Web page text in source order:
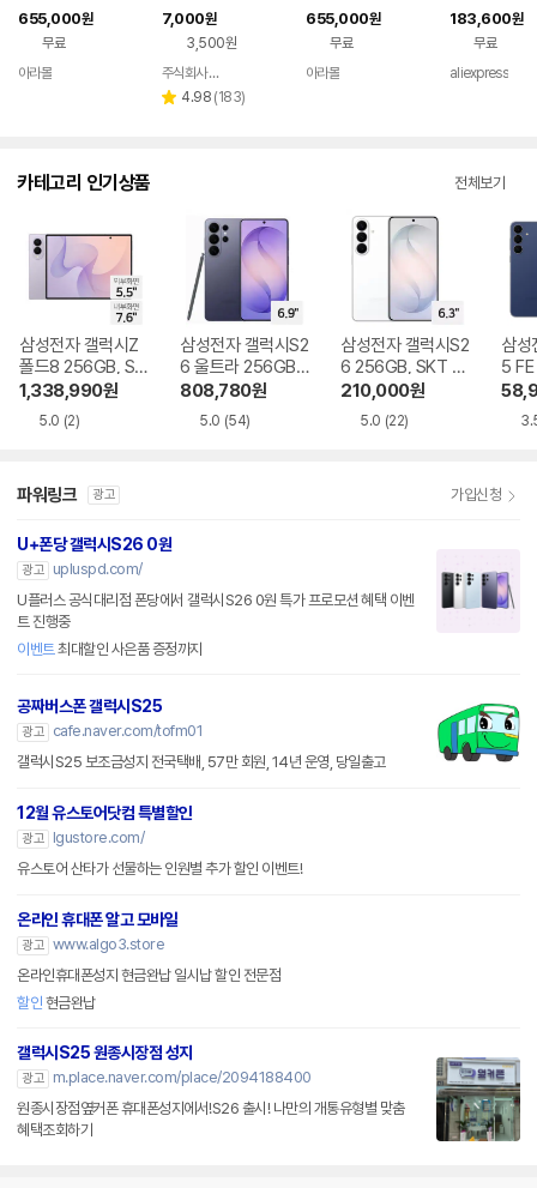
나
는
655,000원
무료
아라몰
7,000원
3,500원
페이
주식회사 폰빌리지
별 4.98 리
(183)
655,000원
무료
아라몰
CD 디스플레
스크린 디지타
셈블리
품
183,600원
무료
aliexpress
카테고리 인기상품 전체보기
삼성전자 갤럭시Z
폴드8 256GB, SK
T 기기변경 완납
1,338,990원
5.0 (2)
삼성전자 갤럭시S2
6 울트라 256GB,
SKT 기기변경 완납
808,780원
5.0 (54)
삼성전자 갤럭시S2
6 256GB, SKT 기
기변경 완납
210,000원
5.0 (22)
삼성
5
기기
파워링크 광고 가입신청
U+폰당 갤럭시S26 0원
광고
upluspd.com/
U플러스 공식대리점 폰당에서 갤럭시S26 0원 특가 프로모션 혜택 이벤
트 진행중
이벤트최대할인 사은품 증정까지
공짜버스폰 갤럭시S25
광고
cafe.naver.com/tofm01
갤럭시S25 보조금성지 전국택배, 57만 회원, 14년 운영, 당일출고
12월 유스토어닷컴 특별할인
광고
lgustore.com/
유스토어 산타가 선물하는 인원별 추가 할인 이벤트!
온라인 휴대폰 알고 모바일
광고 www.algo3.store
온라인휴대폰성지 현금완납 일시납 할인 전문점
할인 현금완납
갤럭시S25 원종시장점 성지
광고
m.place.naver.com/place/2094188400
원종시장점옆커폰 휴대폰성지에서!S26 출시! 나만의 개통유형별 맞춤
혜택조회하기